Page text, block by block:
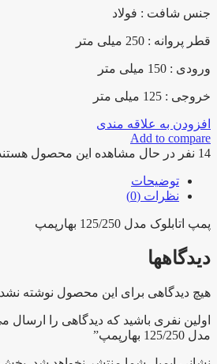
جنس شافت : فولاد
قطر پروانه : 250 میلی متر
ورودی : 150 میلی متر
خروجی : 125 میلی متر
افزودن به علاقه مندی
Add to compare
14 نفر در حال مشاهده این محصول
توضیحات
نظرات (0)
پمپ اتابلوک مدل 125/250 بهارپمپ
دیدگاهها
هیچ دیدگاهی برای این محصول نوشته
اولین نفری باشید که دیدگاهی را ارسال
مدل 125/250 بهارپمپ”